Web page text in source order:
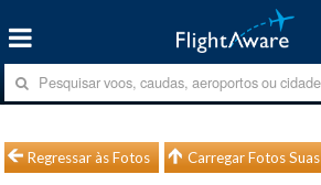
Regressar às Fotos Carregar Fotos Suas